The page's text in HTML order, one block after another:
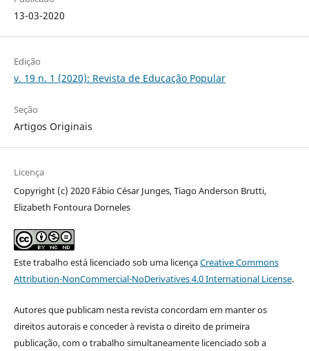
13-03-2020
Edição
v. 19 n. 1 (2020): Revista de Educação Popular
Seção
Artigos Originais
Licença
Copyright (c) 2020 Fábio César Junges, Tiago Anderson Brutti,
Elizabeth Fontoura Dorneles
Este trabalho está licenciado sob uma licençaCreative Commons
Attribution-NonCommercial-NoDerivatives 4.0 International License.
Autores que publicam nesta revista concordam em manter os
direitos autorais e conceder à revista o direito de primeira
publicação, com o trabalho simultaneamente licenciado sob a